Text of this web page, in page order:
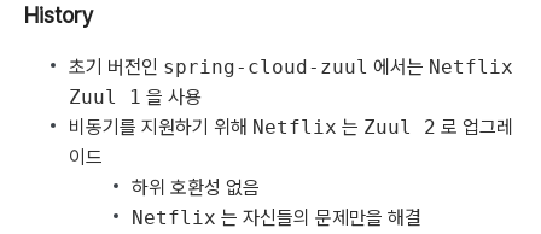
History
초기 버전인 spring-cloud-zuul 에서는 Netflix
Zuul 1 을 사용
비동기를 지원하기 위해 Netflix 는 Zuul 2 로 업그레
이드
하위 호환성 없음
Netflix 는 자신들의 문제만을 해결